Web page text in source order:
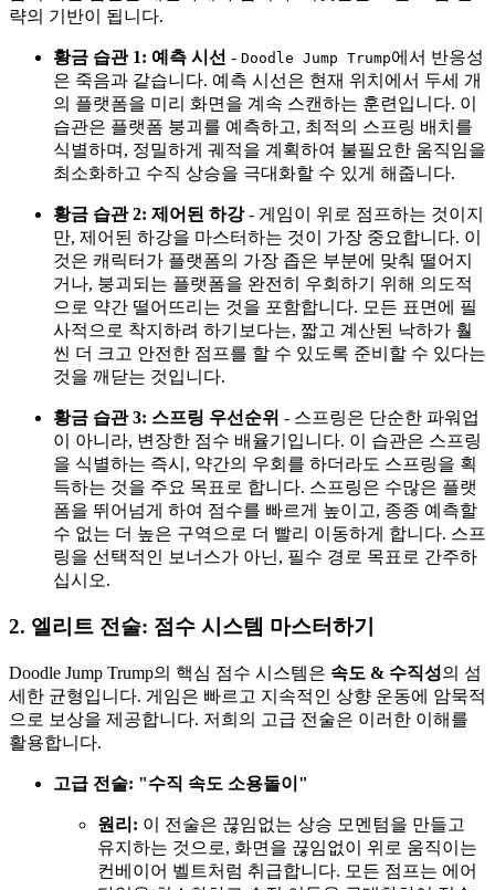
략의 기반이 됩니다.
황금 습관 1: 예측 시선 - Doodle Jump Trump에서 반응성
은 죽음과 같습니다. 예측 시선은 현재 위치에서 두세 개
의 플랫폼을 미리 화면을 계속 스캔하는 훈련입니다. 이
습관은 플랫폼 붕괴를 예측하고, 최적의 스프링 배치를
식별하며, 정밀하게 궤적을 계획하여 불필요한 움직임을
최소화하고 수직 상승을 극대화할 수 있게 해줍니다.
황금 습관 2: 제어된 하강- 게임이 위로 점프하는 것이지
만, 제어된 하강을 마스터하는 것이 가장 중요합니다. 이
것은 캐릭터가 플랫폼의 가장 좁은 부분에 맞춰 떨어지
거나, 붕괴되는 플랫폼을 완전히 우회하기 위해 의도적
으로 약간 떨어뜨리는 것을 포함합니다. 모든 표면에 필
사적으로 착지하려 하기보다는, 짧고 계산된 낙하가 훨
씬 더 크고 안전한 점프를 할 수 있도록 준비할 수 있다는
것을 깨닫는 것입니다.
황금 습관 3: 스프링 우선순위 - 스프링은 단순한 파워업
이 아니라, 변장한 점수 배율기입니다. 이 습관은 스프링
을 식별하는 즉시, 약간의 우회를 하더라도 스프링을 획
득하는 것을 주요 목표로 합니다. 스프링은 수많은 플랫
폼을 뛰어넘게 하여 점수를 빠르게 높이고, 종종 예측할
수 없는 더 높은 구역으로 더 빨리 이동하게 합니다. 스프
링을 선택적인 보너스가 아닌, 필수 경로 목표로 간주하
십시오.
2. 엘리트 전술: 점수 시스템 마스터하기
Doodle Jump Trump의 핵심 점수 시스템은 속도 & 수직성의 섬
세한 균형입니다. 게임은 빠르고 지속적인 상향 운동에 암묵적
으로 보상을 제공합니다. 저희의 고급 전술은 이러한 이해를
활용합니다.
고급 전술: "수직 속도 소용돌이"
원리: 이 전술은 끊임없는 상승 모멘텀을 만들고
유지하는 것으로, 화면을 끊임없이 위로 움직이는
컨베이어 벨트처럼 취급합니다. 모든 점프는 에어